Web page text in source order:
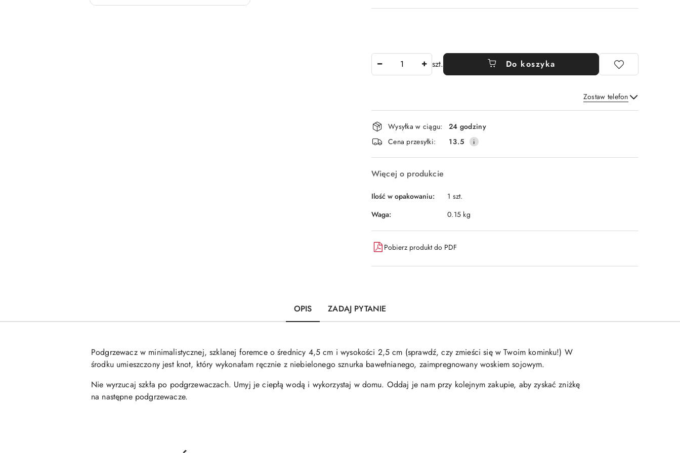
szt. Do koszyka
Zostaw telefon
Wyślij
Dostępność
i
dostawa
Wysyłka w ciągu:
24 godziny
Cena przesyłki:
13.5
Więcej o produkcie
Ilość w opakowaniu:
1 szt.
Waga:
0.15 kg
Pobierz produkt do PDF
OPIS ZADAJ PYTANIE
Podgrzewacz w minimalistycznej, szklanej foremce o średnicy 4,5 cm i wysokości 2,5 cm (sprawdź, czy zmieści się w Twoim kominku!) W
środku umieszczony jest knot, który wykonałam ręcznie z niebielonego sznurka bawełnianego, zaimpregnowany woskiem sojowym.
Nie wyrzucaj szkła po podgrzewaczach. Umyj je ciepłą wodą i wykorzystaj w domu. Oddaj je nam przy kolejnym zakupie, aby zyskać zniżkę
na następne podgrzewacze.